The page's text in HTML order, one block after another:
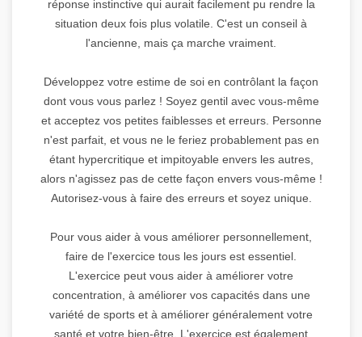
réponse instinctive qui aurait facilement pu rendre la
situation deux fois plus volatile. C'est un conseil à
l'ancienne, mais ça marche vraiment.
Développez votre estime de soi en contrôlant la façon
dont vous vous parlez ! Soyez gentil avec vous-même
et acceptez vos petites faiblesses et erreurs. Personne
n'est parfait, et vous ne le feriez probablement pas en
étant hypercritique et impitoyable envers les autres,
alors n'agissez pas de cette façon envers vous-même !
Autorisez-vous à faire des erreurs et soyez unique.
Pour vous aider à vous améliorer personnellement,
faire de l'exercice tous les jours est essentiel.
L'exercice peut vous aider à améliorer votre
concentration, à améliorer vos capacités dans une
variété de sports et à améliorer généralement votre
santé et votre bien-être. L'exercice est également